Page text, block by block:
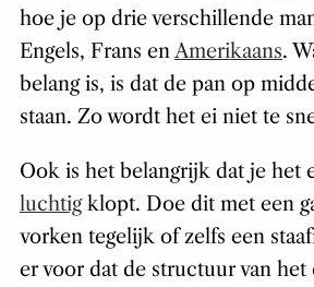
hoe je op drie verschillende
Engels, Frans enAmerikaans.
belang is, is dat de pan op
staan. Zo wordt het ei niet te
Ook is het belangrijk dat je het
luchtigklopt. Doe dit met een
vorken tegelijk of zelfs een
er voor dat de structuur van